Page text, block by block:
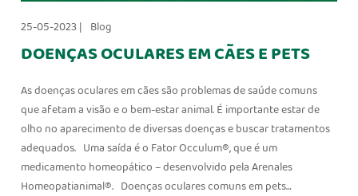
25-05-2023 | Blog
DOENÇAS OCULARES EM CÃES E PETS
As doenças oculares em cães são problemas de saúde comuns
que afetam a visão e o bem-estar animal. É importante estar de
olho no aparecimento de diversas doenças e buscar tratamentos
adequados. Uma saída é o Fator Occulum®, que é um
medicamento homeopático – desenvolvido pela Arenales
Homeopatianimal®. Doenças oculares comuns em pets…